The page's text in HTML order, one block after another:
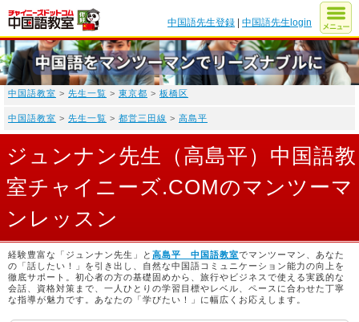
中国語先生登録 |中国語先生login
中国語教室 > 先生一覧 > 東京都 > 板橋区
中国語教室 > 先生一覧 > 都営三田線 > 高島平
ジュンナン先生（高島平）中国語教
室チャイニーズ.COMのマンツーマ
ンレッスン
経験豊富な「ジュンナン先生」と 高島平 中国語教室でマンツーマン、あなた
の「話したい！」を引き出し、自然な中国語コミュニケーション能力の向上を
徹底サポート。初心者の方の基礎固めから、旅行やビジネスで使える実践的な
会話、資格対策まで、一人ひとりの学習目標やレベル、ペースに合わせた丁寧
な指導が魅力です。あなたの「学びたい！」に幅広くお応えします。